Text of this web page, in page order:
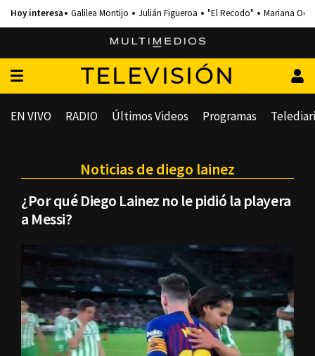
Galilea Montijo Julián Figueroa "El Recodo" Mariana
TELEVISIÓN
EN VIVO RADIO Últimos Videos Programas
Noticias de diego lainez
¿Por qué Diego Lainez no le pidió la playera
a Messi?